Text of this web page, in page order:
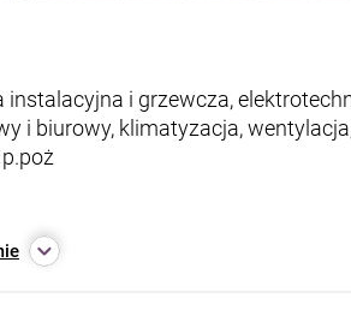
i grzewcza,
i biurowy, klimatyzacja,